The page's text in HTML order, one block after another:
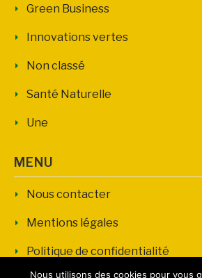
Green Business
Innovations vertes
Non classé
Santé Naturelle
Une
MENU
Nous contacter
Mentions légales
Politique de confidentialité
Nous utilisons des cookies pour vous